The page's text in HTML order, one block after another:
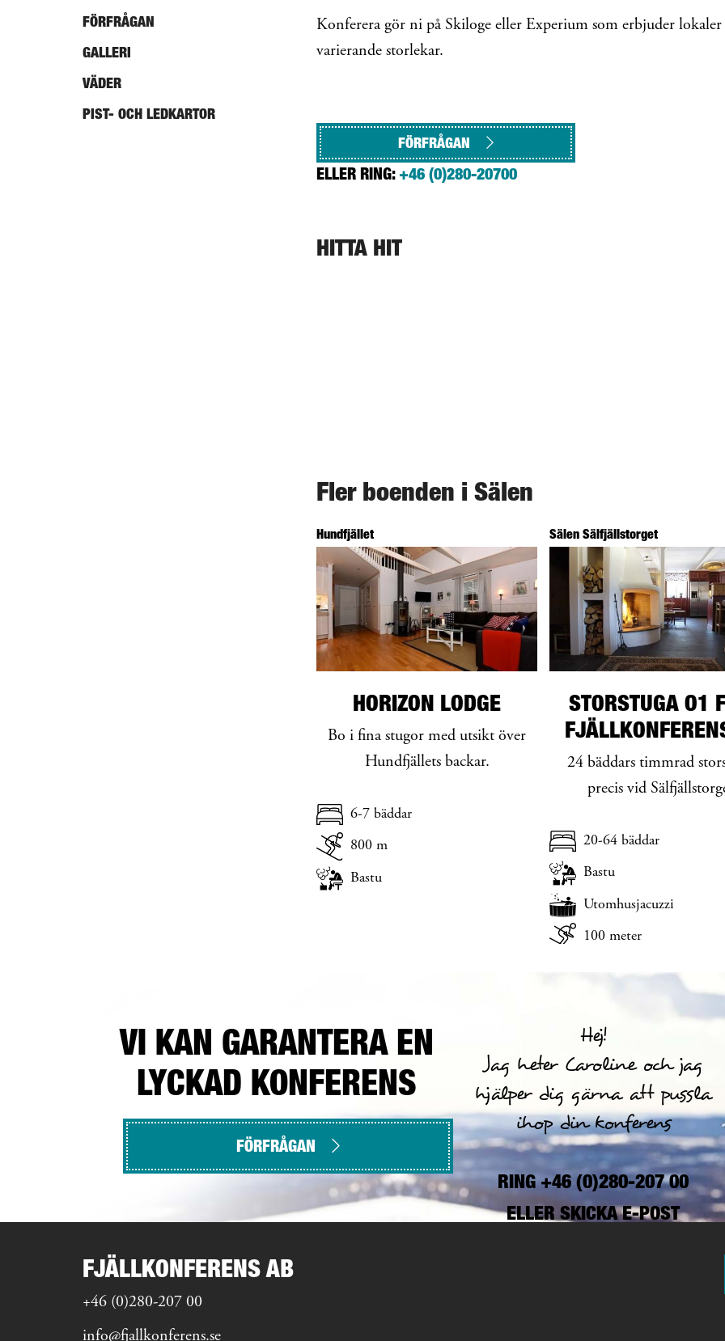
Konferera gör ni på Skiloge eller Experium som erbjuder
varierande storlekar.
FÖRFRÅGAN
ELLER RING: +46 (0)280-20700
HITTA HIT
Fler boenden i Sälen
Hundfjället
HORIZON LODGE
Bo i fina stugor med utsikt över
Hundfjällets backar.
6-7 bäddar
800 m
Bastu
Sälen Sälfjällstorget
STORSTUGA O1
24 bäddars timmrad
precis vid
20-64 bäddar
Bastu
Utomhusjacuzzi
100 meter
FÖRFRÅGAN
GALLERI
VÄDER
PIST- OCH LEDKARTOR
VI KAN GARANTERA EN
LYCKAD KONFERENS
Hej!
Jag heter Caroline och jag
hjälper dig gärna att pussla
ihop din konferens
RING +46 (0)280-207 00
ELLER SKICKA E-POST
FÖRFRÅGAN
FJÄLLKONFERENS AB
+46 (0)280-207 00
info@fjallkonferens.se